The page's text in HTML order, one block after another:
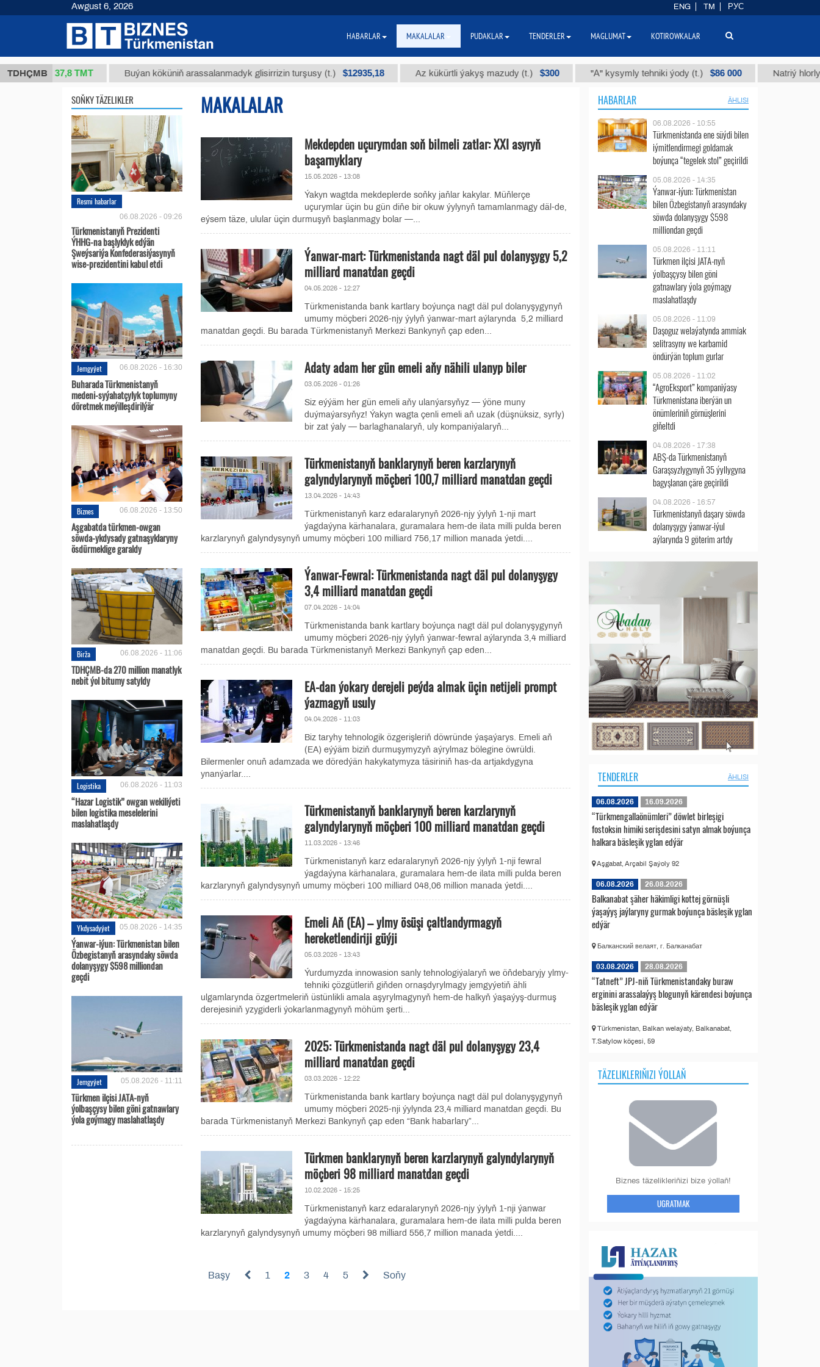
TDHÇMB
(kg.) 37,8 ТМТ Buýan köküniň arassalanmadyk glisirrizin turşusy (t.) $12935,18 Az kükürtli ýakyş mazudy (t.) $300 "А" kysymly tehniki ýody (t.) $86 000 Natriý hlorly
SOŇKY TÄZELIKLER
Resmi habarlar
06.08.2026 - 09:26
Türkmenistanyň Prezidenti
ÝHHG-na başlyklyk edýän
Şweýsariýa Konfederasiýasynyň
wise-prezidentini kabul etdi
Jemgyýet 06.08.2026 - 16:30
Buharada Türkmenistanyň
medeni-syýahatçylyk toplumyny
döretmek meýilleşdirilýär
Biznes 06.08.2026 - 13:50
Aşgabatda türkmen-owgan
söwda-ykdysady gatnaşyklaryny
ösdürmeklige garaldy
Birža 06.08.2026 - 11:06
TDHÇMB-da 270 million manatlyk
nebit ýol bitumy satyldy
Logistika 06.08.2026 - 11:03
“Hazar Logistik” owgan wekiliýeti
bilen logistika meselelerini
maslahatlaşdy
Ykdysadyýet 05.08.2026 - 14:35
Ýanwar-iýun: Türkmenistan bilen
Özbegistanyň arasyndaky söwda
dolanyşygy $598 milliondan
geçdi
Jemgyýet 05.08.2026 - 11:11
Türkmen ilçisi JATA-nyň
ýolbaşçysy bilen göni gatnawlary
ýola goýmagy maslahatlaşdy
MAKALALAR
Mekdepden uçurymdan soň bilmeli zatlar: XXI asyryň
başarnyklary
15.05.2026 - 13:08
Ýakyn wagtda mekdeplerde soňky jaňlar kakylar. Müňlerçe
uçurymlar üçin bu gün diňe bir okuw ýylynyň tamamlanmagy däl-de,
eýsem täze, ulular üçin durmuşyň başlanmagy bolar —...
Ýanwar-mart: Türkmenistanda nagt däl pul dolanyşygy 5,2
milliard manatdan geçdi
04.05.2026 - 12:27
Türkmenistanda bank kartlary boýunça nagt däl pul dolanyşygynyň
umumy möçberi 2026-njy ýylyň ýanwar-mart aýlarynda 5,2 milliard
manatdan geçdi. Bu barada Türkmenistanyň Merkezi Bankynyň çap eden...
Adaty adam her gün emeli aňy nähili ulanyp biler
03.05.2026 - 01:26
Siz eýýäm her gün emeli aňy ulanýarsyňyz — ýöne muny
duýmaýarsyňyz! Ýakyn wagta çenli emeli aň uzak (düşnüksiz, syrly)
bir zat ýaly — barlaghanalaryň, uly kompaniýalaryň...
Türkmenistanyň banklarynyň beren karzlarynyň
galyndylarynyň möçberi 100,7 milliard manatdan geçdi
13.04.2026 - 14:43
Türkmenistanyň karz edaralarynyň 2026-njy ýylyň 1-nji mart
ýagdaýyna kärhanalara, guramalara hem-de ilata milli pulda beren
karzlarynyň galyndysynyň umumy möçberi 100 milliard 756,17 million manada ýetdi....
Ýanwar-Fewral: Türkmenistanda nagt däl pul dolanyşygy
3,4 milliard manatdan geçdi
07.04.2026 - 14:04
Türkmenistanda bank kartlary boýunça nagt däl pul dolanyşygynyň
umumy möçberi 2026-njy ýylyň ýanwar-fewral aýlarynda 3,4 milliard
manatdan geçdi. Bu barada Türkmenistanyň Merkezi Bankynyň çap eden...
EA-dan ýokary derejeli peýda almak üçin netijeli prompt
ýazmagyň usuly
04.04.2026 - 11:03
Biz taryhy tehnologik özgerişleriň döwründe ýaşaýarys. Emeli aň
(EA) eýýäm biziň durmuşymyzyň aýrylmaz bölegine öwrüldi.
Bilermenler onuň adamzada we döredýän hakykatymyza täsiriniň has-da artjakdygyna
ynanýarlar....
Türkmenistanyň banklarynyň beren karzlarynyň
galyndylarynyň möçberi 100 milliard manatdan geçdi
11.03.2026 - 13:46
Türkmenistanyň karz edaralarynyň 2026-njy ýylyň 1-nji fewral
ýagdaýyna kärhanalara, guramalara hem-de ilata milli pulda beren
karzlarynyň galyndysynyň umumy möçberi 100 milliard 048,06 million manada ýetdi....
Emeli Aň (EA) – ylmy ösüşi çaltlandyrmagyň
hereketlendiriji güýji
05.03.2026 - 13:43
Ýurdumyzda innowasion sanly tehnologiýalaryň we öňdebaryjy ylmy-
tehniki çözgütleriň giňden ornaşdyrylmagy jemgyýetiň ähli
ulgamlarynda özgertmeleriň üstünlikli amala aşyrylmagynyň hem-de halkyň ýaşaýyş-durmuş
derejesiniň yzygiderli ýokarlanmagynyň möhüm şerti...
2025: Türkmenistanda nagt däl pul dolanyşygy 23,4
milliard manatdan geçdi
03.03.2026 - 12:22
Türkmenistanda bank kartlary boýunça nagt däl pul dolanyşygynyň
umumy möçberi 2025-nji ýylynda 23,4 milliard manatdan geçdi. Bu
barada Türkmenistanyň Merkezi Bankynyň çap eden “Bank habarlary”...
Türkmen banklarynyň beren karzlarynyň galyndylarynyň
möçberi 98 milliard manatdan geçdi
10.02.2026 - 15:25
Türkmenistanyň karz edaralarynyň 2026-njy ýylyň 1-nji ýanwar
ýagdaýyna kärhanalara, guramalara hem-de ilata milli pulda beren
karzlarynyň galyndysynyň umumy möçberi 98 milliard 556,7 million manada ýetdi....
Başy 1 2 3 4 5 Soňy
HABARLAR ÄHLISI
06.08.2026 - 10:55
Türkmenistanda ene süýdi bilen
iýmitlendirmegi goldamak
boýunça “tegelek stol” geçirildi
05.08.2026 - 14:35
Ýanwar-iýun: Türkmenistan
bilen Özbegistanyň arasyndaky
söwda dolanyşygy $598
milliondan geçdi
05.08.2026 - 11:11
Türkmen ilçisi JATA-nyň
ýolbaşçysy bilen göni
gatnawlary ýola goýmagy
maslahatlaşdy
05.08.2026 - 11:09
Daşoguz welaýatynda ammiak
selitrasyny we karbamid
öndürýän toplum gurlar
05.08.2026 - 11:02
“AgroEksport” kompaniýasy
Türkmenistana iberýän un
önümleriniň görnüşlerini
giňeltdi
04.08.2026 - 17:38
ABŞ-da Türkmenistanyň
Garaşsyzlygynyň 35 ýyllygyna
bagyşlanan çäre geçirildi
04.08.2026 - 16:57
Türkmenistanyň daşary söwda
dolanyşygy ýanwar-iýul
aýlarynda 9 göterim artdy
TENDERLER ÄHLISI
06.08.2026 16.09.2026
“Türkmengallaönümleri” döwlet birleşigi
fostoksin himiki serişdesini satyn almak boýunça
halkara bäsleşik yglan edýär
Aşgabat, Arçabil Şaýoly 92
06.08.2026 26.08.2026
Balkanabat şäher häkimligi kottej görnüşli
ýaşaýyş jaýlaryny gurmak boýunça bäsleşik yglan
edýär
Балканский велаят, г. Балканабат
03.08.2026 28.08.2026
“Tatneft” JPJ-niň Türkmenistandaky buraw
erginini arassalaýyş blogunyň kärendesi boýunça
bäsleşik yglan edýär
Türkmenistan, Balkan welaýaty, Balkanabat,
T.Satylow köçesi, 59
TÄZELIKLERIŇIZI ÝOLLAŇ
Biznes täzelikleriňizi bize ýollaň!
UGRATMAK
Awgust 6, 2026 ENG TM РУС
HABARLAR MAKALALAR PUDAKLAR TENDERLER MAGLUMAT KOTIROWKALAR